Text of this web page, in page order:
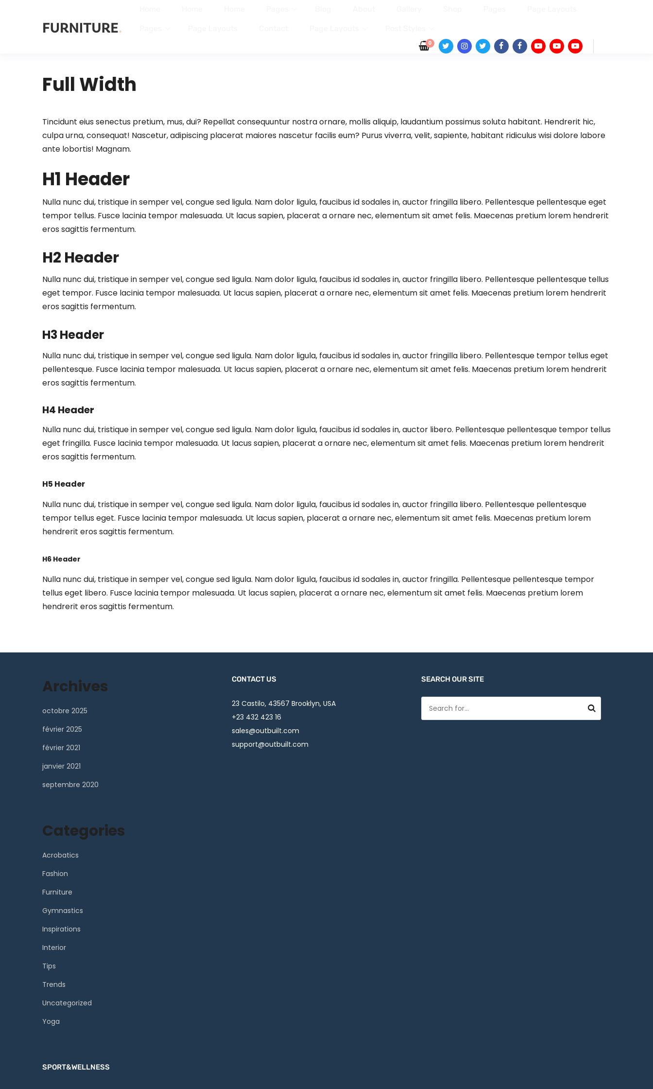
0 TwitterInstagram
TwitterFacebookFacebook
YoutubeYoutubeYoutube
Full Width
Tincidunt eius senectus pretium, mus, dui? Repellat consequuntur nostra ornare, mollis aliquip, laudantium possimus soluta habitant. Hendrerit hic,
culpa urna, consequat! Nascetur, adipiscing placerat maiores nascetur facilis eum? Purus viverra, velit, sapiente, habitant ridiculus wisi dolore labore
ante lobortis! Magnam.
H1 Header
Nulla nunc dui, tristique in semper vel, congue sed ligula. Nam dolor ligula, faucibus id sodales in, auctor fringilla libero. Pellentesque pellentesque eget
tempor tellus. Fusce lacinia tempor malesuada. Ut lacus sapien, placerat a ornare nec, elementum sit amet felis. Maecenas pretium lorem hendrerit
eros sagittis fermentum.
H2 Header
Nulla nunc dui, tristique in semper vel, congue sed ligula. Nam dolor ligula, faucibus id sodales in, auctor fringilla libero. Pellentesque pellentesque tellus
eget tempor. Fusce lacinia tempor malesuada. Ut lacus sapien, placerat a ornare nec, elementum sit amet felis. Maecenas pretium lorem hendrerit
eros sagittis fermentum.
H3 Header
Nulla nunc dui, tristique in semper vel, congue sed ligula. Nam dolor ligula, faucibus id sodales in, auctor fringilla libero. Pellentesque tempor tellus eget
pellentesque. Fusce lacinia tempor malesuada. Ut lacus sapien, placerat a ornare nec, elementum sit amet felis. Maecenas pretium lorem hendrerit
eros sagittis fermentum.
H4 Header
Nulla nunc dui, tristique in semper vel, congue sed ligula. Nam dolor ligula, faucibus id sodales in, auctor libero. Pellentesque pellentesque tempor tellus
eget fringilla. Fusce lacinia tempor malesuada. Ut lacus sapien, placerat a ornare nec, elementum sit amet felis. Maecenas pretium lorem hendrerit
eros sagittis fermentum.
H5 Header
Nulla nunc dui, tristique in semper vel, congue sed ligula. Nam dolor ligula, faucibus id sodales in, auctor fringilla libero. Pellentesque pellentesque
tempor tellus eget. Fusce lacinia tempor malesuada. Ut lacus sapien, placerat a ornare nec, elementum sit amet felis. Maecenas pretium lorem
hendrerit eros sagittis fermentum.
H6 Header
Nulla nunc dui, tristique in semper vel, congue sed ligula. Nam dolor ligula, faucibus id sodales in, auctor fringilla. Pellentesque pellentesque tempor
tellus eget libero. Fusce lacinia tempor malesuada. Ut lacus sapien, placerat a ornare nec, elementum sit amet felis. Maecenas pretium lorem
hendrerit eros sagittis fermentum.
Archives
octobre 2025
février 2025
février 2021
janvier 2021
septembre 2020
Categories
Acrobatics
Fashion
Furniture
Gymnastics
Inspirations
Interior
Tips
Trends
Uncategorized
Yoga
SPORT&WELLNESS
CONTACT US
23 Castilo, 43567 Brooklyn, USA
+23 432 423 16
sales@outbuilt.com
support@outbuilt.com
SEARCH OUR SITE